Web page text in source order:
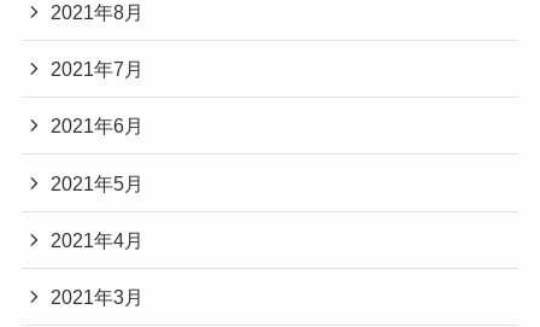
2021年8月
2021年7月
2021年6月
2021年5月
2021年4月
2021年3月